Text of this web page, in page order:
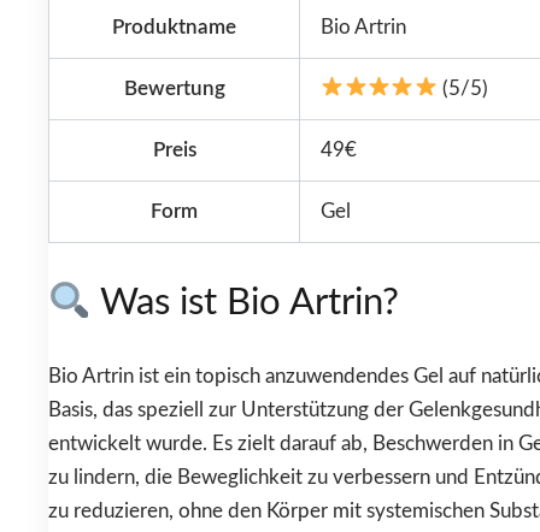
Produktname Bio Artrin
Bewertung (5/5)
Preis 49€
Form Gel
Was ist Bio Artrin?
Bio Artrin ist ein topisch anzuwendendes Gel auf
Basis, das speziell zur Unterstützung der
entwickelt wurde. Es zielt darauf ab, Beschwerden in
zu lindern, die Beweglichkeit zu verbessern und
zu reduzieren, ohne den Körper mit systemischen